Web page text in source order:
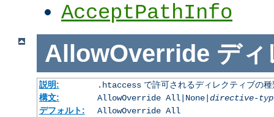
AcceptPathInfo
AllowOverride ディ
説明: .htaccessで許可されるディレクティブの種
構文:
AllowOverride All|None| directive-
デフォルト:
AllowOverride All